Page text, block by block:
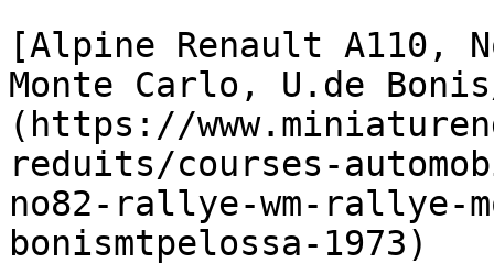
[Alpine Renault A110,
Monte Carlo, U.de
(https://
reduits/courses-
no82-rallye-wm-rallye-
bonismtpelossa-1973)